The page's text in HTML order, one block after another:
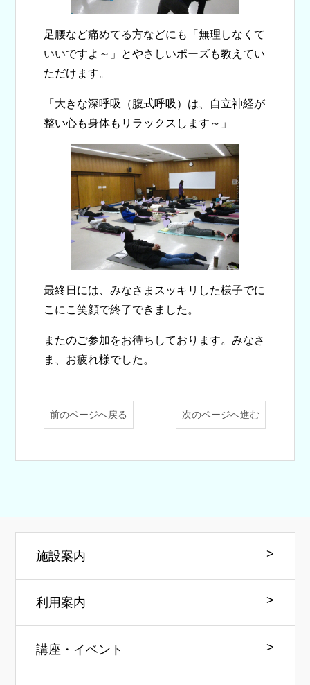
足腰など痛めてる方などにも「無理しなくて
いいですよ～」とやさしいポーズも教えてい
ただけます。
「大きな深呼吸（腹式呼吸）は、自立神経が
整い心も身体もリラックスします～」
最終日には、みなさまスッキリした様子でに
こにこ笑顔で終了できました。
またのご参加をお待ちしております。みなさ
ま、お疲れ様でした。
前のページへ戻る 次のページへ進む
施設案内
利用案内
講座・イベント